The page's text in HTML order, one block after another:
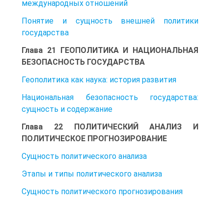
международных отношений
Понятие и сущность внешней политики
государства
Глава 21 ГЕОПОЛИТИКА И НАЦИОНАЛЬНАЯ
БЕЗОПАСНОСТЬ ГОСУДАРСТВА
Геополитика как наука: история развития
Национальная безопасность государства:
сущность и содержание
Глава 22 ПОЛИТИЧЕСКИЙ АНАЛИЗ И
ПОЛИТИЧЕСКОЕ ПРОГНОЗИРОВАНИЕ
Сущность политического анализа
Этапы и типы политического анализа
Сущность политического прогнозирования